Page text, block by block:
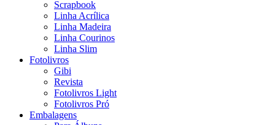
Scrapbook
Linha Acrílica
Linha Madeira
Linha Courinos
Linha Slim
Fotolivros
Gibi
Revista
Fotolivros Light
Fotolivros Pró
Embalagens